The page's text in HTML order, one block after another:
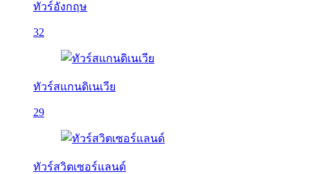
ทัวร์อังกฤษ
32
ทัวร์สแกนดิเนเวีย
29
ทัวร์สวิตเซอร์แลนด์